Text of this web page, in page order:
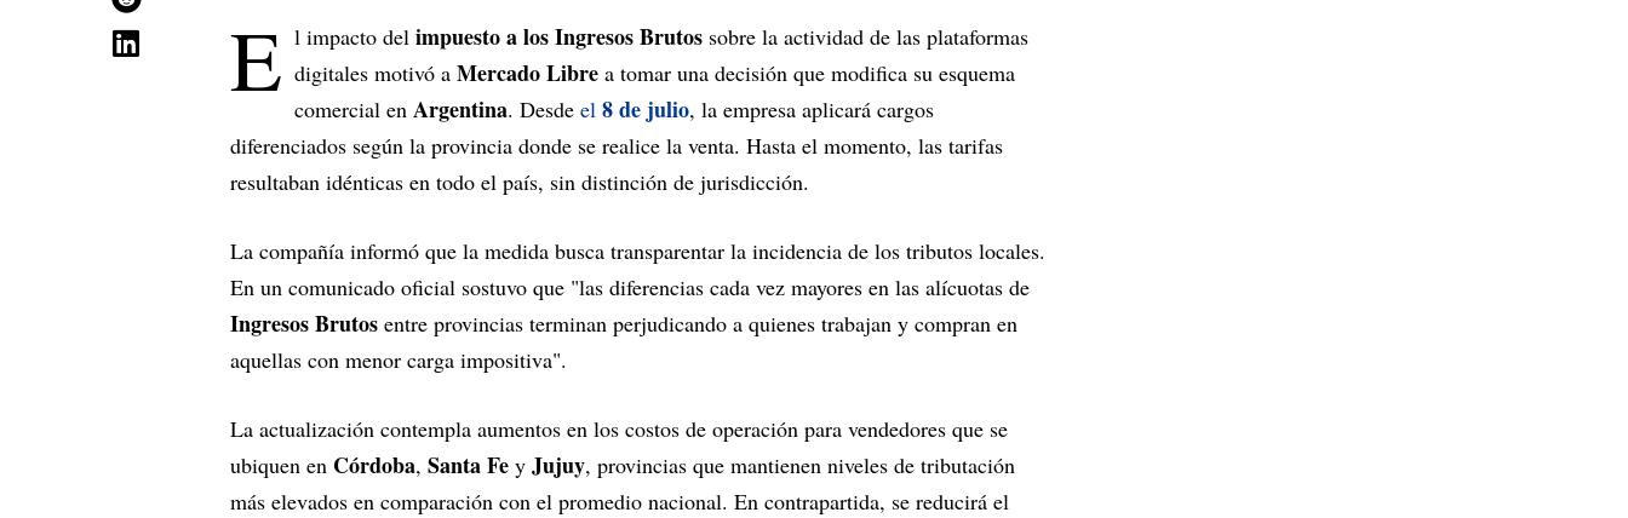
E l impacto del impuesto a los Ingresos Brutos sobre la actividad de las plataformas
digitales motivó a Mercado Libre a tomar una decisión que modifica su esquema
comercial en Argentina. Desde el 8 de julio, la empresa aplicará cargos
diferenciados según la provincia donde se realice la venta. Hasta el momento, las tarifas
resultaban idénticas en todo el país, sin distinción de jurisdicción.
La compañía informó que la medida busca transparentar la incidencia de los tributos locales.
En un comunicado oficial sostuvo que "las diferencias cada vez mayores en las alícuotas de
Ingresos Brutos entre provincias terminan perjudicando a quienes trabajan y compran en
aquellas con menor carga impositiva".
La actualización contempla aumentos en los costos de operación para vendedores que se
ubiquen en Córdoba, Santa Fe y Jujuy, provincias que mantienen niveles de tributación
más elevados en comparación con el promedio nacional. En contrapartida, se reducirá el